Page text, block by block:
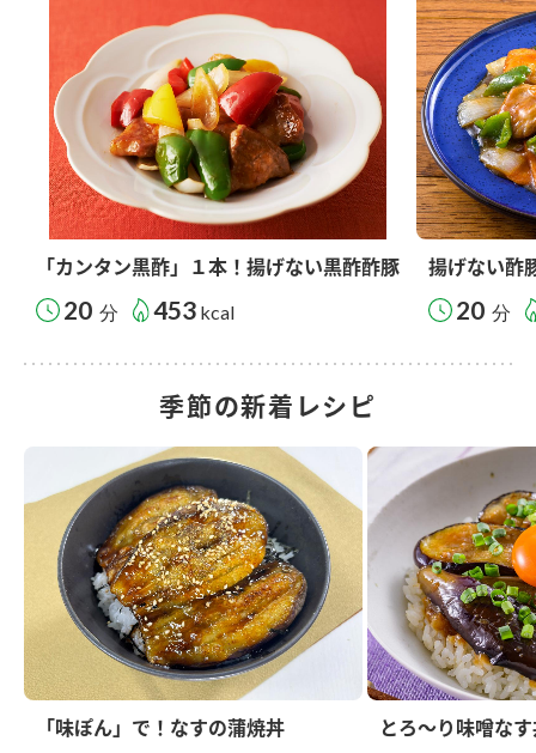
「カンタン黒酢」１本！揚げない黒酢酢豚
20 分 453 kcal
揚げない酢
20 分
季節の新着レシピ
「味ぽん」で！なすの蒲焼丼 とろ～り味噌な